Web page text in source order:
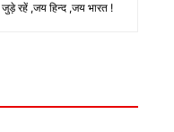
जुड़े रहें ,जय हिन्द ,जय भारत !